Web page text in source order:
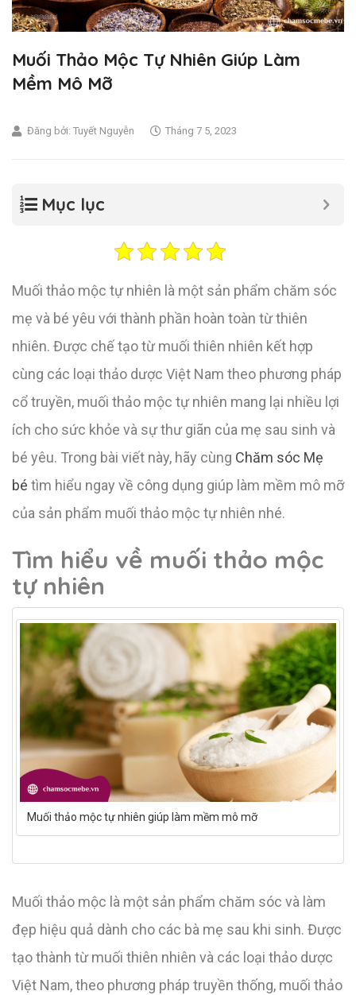
Muối Thảo Mộc Tự Nhiên Giúp Làm
Mềm Mô Mỡ
Đăng bởi: Tuyết Nguyễn Tháng 7 5, 2023
Mục lục
Muối thảo mộc tự nhiên là một sản phẩm chăm sóc
mẹ và bé yêu với thành phần hoàn toàn từ thiên
nhiên. Được chế tạo từ muối thiên nhiên kết hợp
cùng các loại thảo dược Việt Nam theo phương pháp
cổ truyền, muối thảo mộc tự nhiên mang lại nhiều lợi
ích cho sức khỏe và sự thư giãn của mẹ sau sinh và
bé yêu. Trong bài viết này, hãy cùng Chăm sóc Mẹ
bé tìm hiểu ngay về công dụng giúp làm mềm mô mỡ
của sản phẩm muối thảo mộc tự nhiên nhé.
Tìm hiểu về muối thảo mộc
tự nhiên
Muối thảo mộc tự nhiên giúp làm mềm mô mỡ
Muối thảo mộc là một sản phẩm chăm sóc và làm
đẹp hiệu quả dành cho các bà mẹ sau khi sinh. Được
tạo thành từ muối thiên nhiên và các loại thảo dược
Việt Nam, theo phương pháp truyền thống, muối thảo